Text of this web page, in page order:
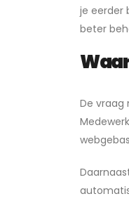
je eerder
beter
De vraag